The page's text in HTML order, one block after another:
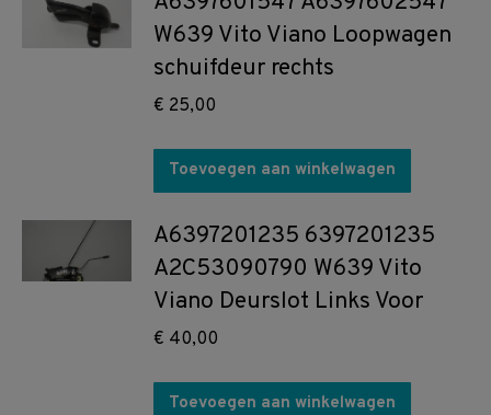
W639 Vito Viano Loopwagen
schuifdeur rechts
€ 25,00
Toevoegen aan winkelwagen
A6397201235 6397201235
A2C53090790 W639 Vito
Viano Deurslot Links Voor
€ 40,00
Toevoegen aan winkelwagen